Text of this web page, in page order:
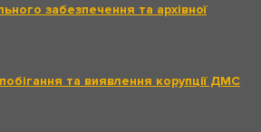
забезпечення та архівної
та виявлення корупції ДМС